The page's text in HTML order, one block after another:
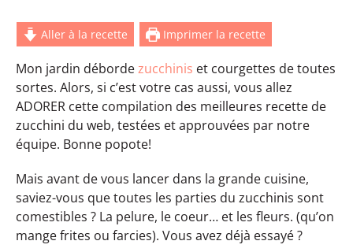
Aller à la recette Imprimer la recette
Mon jardin débordezucchinis et courgettes de toutes
sortes. Alors, si c’est votre cas aussi, vous allez
ADORER cette compilation des meilleures recette de
zucchini du web, testées et approuvées par notre
équipe. Bonne popote!
Mais avant de vous lancer dans la grande cuisine,
saviez-vous que toutes les parties du zucchinis sont
comestibles ? La pelure, le coeur… et les fleurs. (qu’on
mange frites ou farcies). Vous avez déjà essayé ?